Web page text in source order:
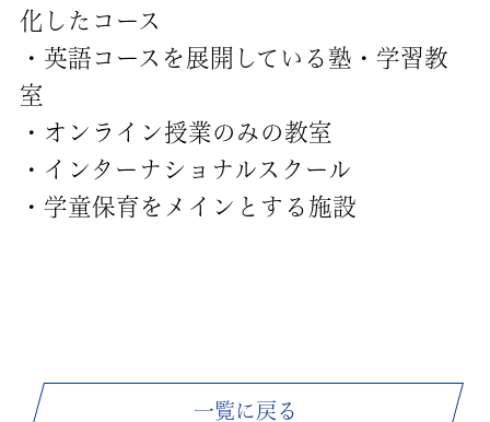
化したコース
・英語コースを展開している塾・学習教
室
・オンライン授業のみの教室
・インターナショナルスクール
・学童保育をメインとする施設
一覧に戻る